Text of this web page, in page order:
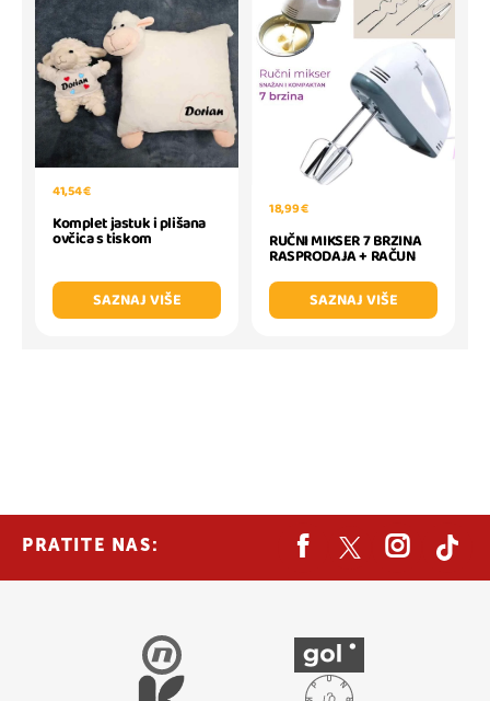
41,54 €
Komplet jastuk i plišana
ovčica s tiskom
SAZNAJ VIŠE
18,99 €
RUČNI MIKSER 7 BRZINA
RASPRODAJA + RAČUN
SAZNAJ VIŠE
PRATITE NAS: